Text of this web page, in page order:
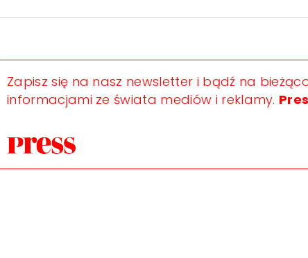
Zapisz się na nasz newsletter i bądź na
informacjami ze świata mediów i reklamy.